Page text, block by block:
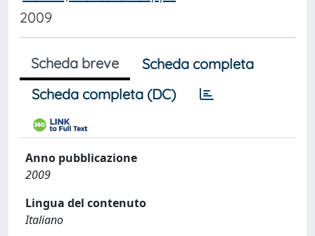
2009
Scheda breve
Scheda completa
Scheda completa (DC)
Anno pubblicazione
2009
Lingua del contenuto
Italiano